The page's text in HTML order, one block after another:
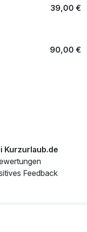
39,00 €
90,00 €
7,00 €
Kurzurlaub.de
Feedback